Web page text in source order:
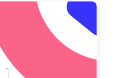
Terapkan dari Preset
Simpan sebagai Preset